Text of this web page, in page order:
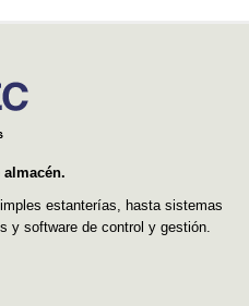
estanterías, hasta sistemas
y software de control y gestión.